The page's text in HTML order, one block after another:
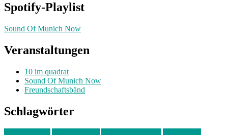
Spotify-Playlist
Sound Of Munich Now
Veranstaltungen
10 im quadrat
Sound Of Munich Now
Freundschaftsbänd
Schlagwörter